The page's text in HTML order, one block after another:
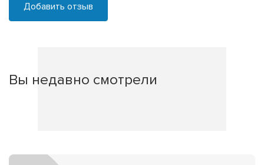
Добавить отзыв
Вы недавно смотрели